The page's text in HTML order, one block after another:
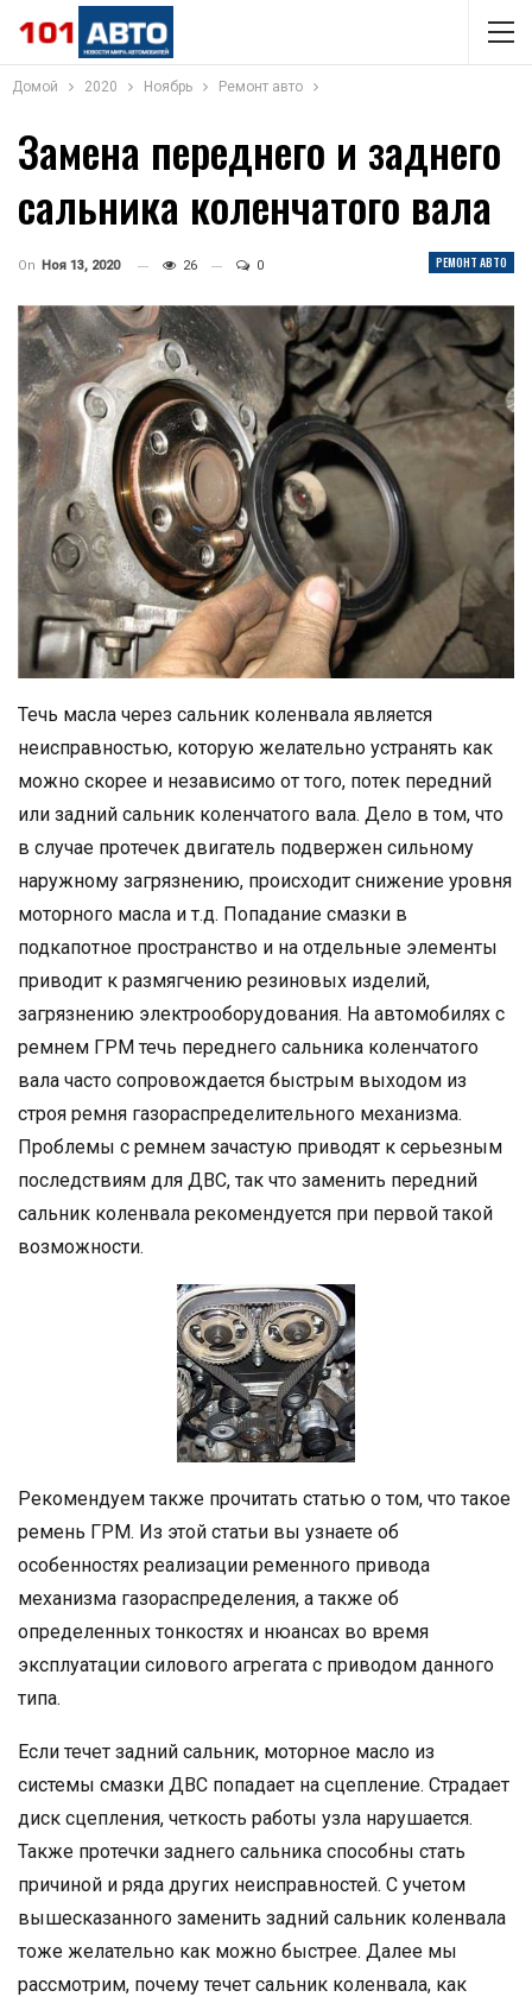
Домой 2020 Ноябрь Ремонт авто
Замена переднего и заднего
сальника коленчатого вала
РЕМОНТ АВТО
On Ноя 13, 2020 26 0
Течь масла через сальник коленвала является
неисправностью, которую желательно устранять как
можно скорее и независимо от того, потек передний
или задний сальник коленчатого вала. Дело в том, что
в случае протечек двигатель подвержен сильному
наружному загрязнению, происходит снижение уровня
моторного масла и т.д. Попадание смазки в
подкапотное пространство и на отдельные элементы
приводит к размягчению резиновых изделий,
загрязнению электрооборудования. На автомобилях с
ремнем ГРМ течь переднего сальника коленчатого
вала часто сопровождается быстрым выходом из
строя ремня газораспределительного механизма.
Проблемы с ремнем зачастую приводят к серьезным
последствиям для ДВС, так что заменить передний
сальник коленвала рекомендуется при первой такой
возможности.
Рекомендуем также прочитать статью о том, что такое
ремень ГРМ. Из этой статьи вы узнаете об
особенностях реализации ременного привода
механизма газораспределения, а также об
определенных тонкостях и нюансах во время
эксплуатации силового агрегата с приводом данного
типа.
Если течет задний сальник, моторное масло из
системы смазки ДВС попадает на сцепление. Страдает
диск сцепления, четкость работы узла нарушается.
Также протечки заднего сальника способны стать
причиной и ряда других неисправностей. С учетом
вышесказанного заменить задний сальник коленвала
тоже желательно как можно быстрее. Далее мы
рассмотрим, почему течет сальник коленвала, как